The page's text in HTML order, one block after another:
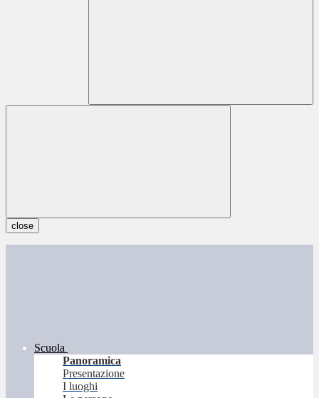
close
Scuola
Panoramica
Presentazione
I luoghi